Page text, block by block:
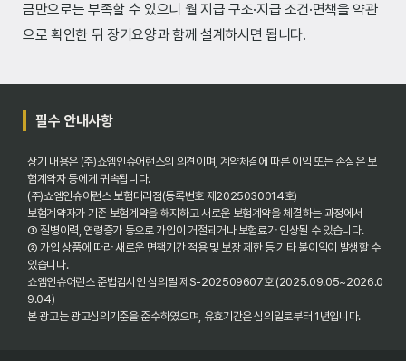
금만으로는 부족할 수 있으니 월 지급 구조·지급 조건·면책을 약관
으로 확인한 뒤 장기요양과 함께 설계하시면 됩니다.
필수 안내사항
상기 내용은 (주)쇼엠인슈어런스의 의견이며, 계약체결에 따른 이익 또는 손실은 보
험계약자 등에게 귀속됩니다.
(주)쇼엠인슈어런스 보험대리점(등록번호 제2025030014호)
보험계약자가 기존 보험계약을 해지하고 새로운 보험계약을 체결하는 과정에서
① 질병이력, 연령증가 등으로 가입이 거절되거나 보험료가 인상될 수 있습니다.
② 가입 상품에 따라 새로운 면책기간 적용 및 보장 제한 등 기타 불이익이 발생할 수
있습니다.
쇼엠인슈어런스 준법감시인 심의필 제S-202509607호 (2025.09.05~2026.0
9.04)
본 광고는 광고심의기준을 준수하였으며, 유효기간은 심의일로부터 1년입니다.